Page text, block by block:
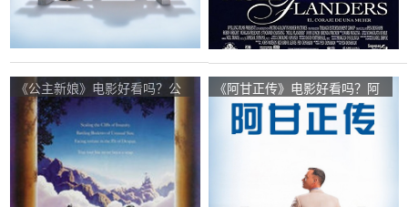
《公主新娘》电影好看吗？公
主新娘影评及简介
《阿甘正传》电影好看吗？阿
甘正传影评及简介